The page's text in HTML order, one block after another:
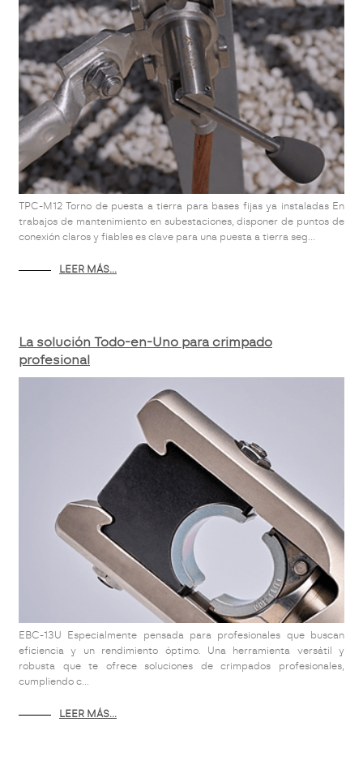
TPC-M12 Torno de puesta a tierra para bases fijas ya instaladas En
trabajos de mantenimiento en subestaciones, disponer de puntos de
conexión claros y fiables es clave para una puesta a tierra seg...
LEER MÁS...
La solución Todo-en-Uno para crimpado
profesional
EBC-13U Especialmente pensada para profesionales que buscan
eficiencia y un rendimiento óptimo. Una herramienta versátil y
robusta que te ofrece soluciones de crimpados profesionales,
cumpliendo c...
LEER MÁS...